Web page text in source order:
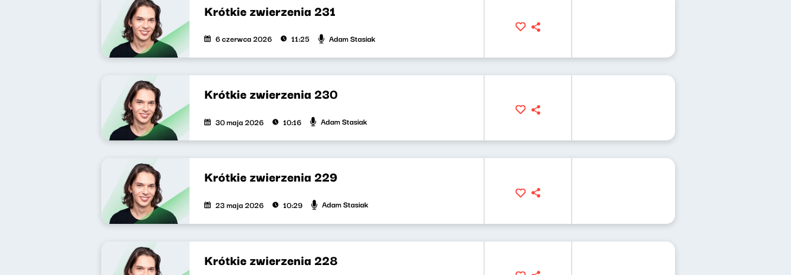
Krótkie zwierzenia 231
6 czerwca 2026 11:25 Adam Stasiak
Krótkie zwierzenia 230
30 maja 2026 10:16 Adam Stasiak
Krótkie zwierzenia 229
23 maja 2026 10:29 Adam Stasiak
Krótkie zwierzenia 228